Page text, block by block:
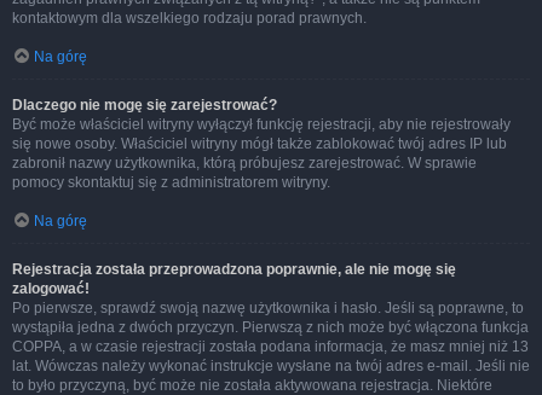
kontaktowym dla wszelkiego rodzaju porad prawnych.
Na górę
Dlaczego nie mogę się zarejestrować?
Być może właściciel witryny wyłączył funkcję rejestracji, aby nie rejestrowały
się nowe osoby. Właściciel witryny mógł także zablokować twój adres IP lub
zabronił nazwy użytkownika, którą próbujesz zarejestrować. W sprawie
pomocy skontaktuj się z administratorem witryny.
Na górę
Rejestracja została przeprowadzona poprawnie, ale nie mogę się
zalogować!
Po pierwsze, sprawdź swoją nazwę użytkownika i hasło. Jeśli są poprawne, to
wystąpiła jedna z dwóch przyczyn. Pierwszą z nich może być włączona funkcja
COPPA, a w czasie rejestracji została podana informacja, że masz mniej niż 13
lat. Wówczas należy wykonać instrukcje wysłane na twój adres e-mail. Jeśli nie
to było przyczyną, być może nie została aktywowana rejestracja. Niektóre